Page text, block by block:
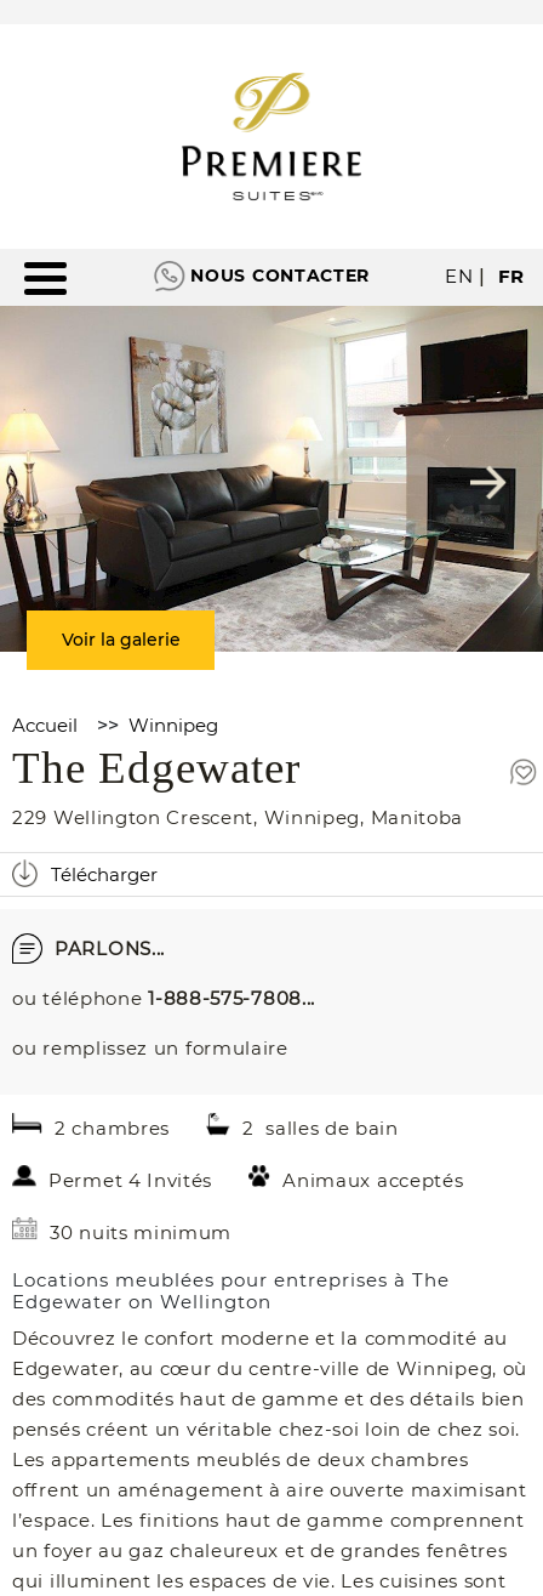
EN | FR
NOUS CONTACTER
Voir la galerie
Accueil >> Winnipeg
The Edgewater
229 Wellington Crescent, Winnipeg, Manitoba
Télécharger
PARLONS...
ou téléphone1-888-575-7808...
ou remplissez un formulaire
2 chambres 2 salles de bain
Permet 4 Invités Animaux acceptés
30 nuits minimum
Locations meublées pour entreprises à The
Edgewater on Wellington
Découvrez le confort moderne et la commodité au
Edgewater, au cœur du centre-ville de Winnipeg, où
des commodités haut de gamme et des détails bien
pensés créent un véritable chez-soi loin de chez soi.
Les appartements meublés de deux chambres
offrent un aménagement à aire ouverte maximisant
l’espace. Les finitions haut de gamme comprennent
un foyer au gaz chaleureux et de grandes fenêtres
qui illuminent les espaces de vie. Les cuisines sont